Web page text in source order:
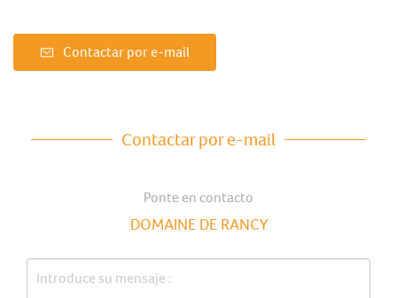
Contactar por e-mail
Contactar por e-mail
Ponte en contacto
DOMAINE DE RANCY